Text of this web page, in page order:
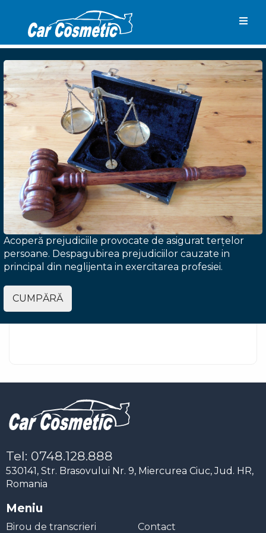
Acoperă prejudiciile provocate de asigurat terţelor
persoane. Despagubirea prejudiciilor cauzate in
principal din neglijenta in exercitarea profesiei.
CUMPĂRĂ
Tel: 0748.128.888
530141, Str. Brasovului Nr. 9, Miercurea Ciuc, Jud. HR,
Romania
Meniu
Birou de transcrieri Contact